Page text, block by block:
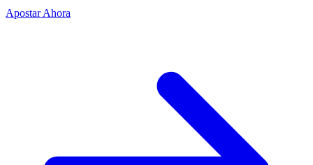
Apostar Ahora